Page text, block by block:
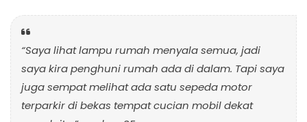
“Saya lihat lampu rumah menyala semua, jadi
saya kira penghuni rumah ada di dalam. Tapi saya
juga sempat melihat ada satu sepeda motor
terparkir di bekas tempat cucian mobil dekat